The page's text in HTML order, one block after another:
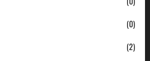
(0)
(2)